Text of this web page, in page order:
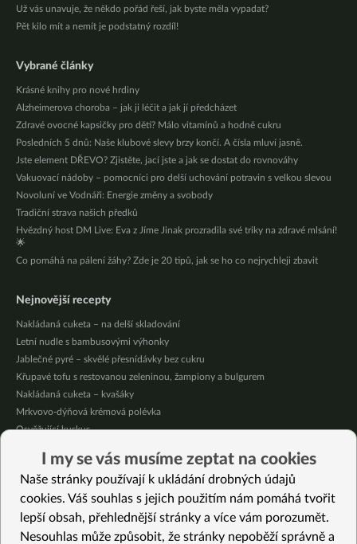
Už vás unavuje, že někdo pořád řeší, jak byste měla vypadat?
Pět kilo mít a nemít je podstatný rozdíl!
Vybrané články
Krásné knihy pro nové hrdiny
Alzheimerova choroba – jak ji léčit a jak jí předcházet
Zdravé ovocné kapsičky pro děti? Málo vitamínů a hodně cukru
Posledních 5 dnů: Naše klubové slevy brzy končí. A čísla mluví jasně.
Jste element DŘEVO? Zjistěte, jací jste a jak se dostat do rovnováhy
Vakuovací nádoby – pomocníci pro delší uchování potravin s velkou slevou
Novoluní ve Vodnáři: Energie změny a svobody
Tradiční strava našich předků
Hvězdný host DM Live: Eva z Jíme Jinak prozradila své triky na zdravé mlsání!
🌟
Co pomáhá na pálení žáhy? Zde je 20 tipů, jak se ho co nejrychleji zbavit
Nejnovější recepty
Nakládaná cuketa – na delší skladování
Letní nudle s bambusovými výhonky
Jablečné pyré – skvělé přesnídávky bez cukru
Křupavé tofu s restovanou zeleninou, žampiony a bulgurem
Nakládaná cuketa – kvašáky
Mrkvovo-dýňová krémová polévka
Osvěžující kuskus
Nepečený jablečný dort s rybízem
Čokoládové muffiny s mangovým krémem
Vybrané recepty
I my se vás musíme zeptat na cookies
Naše stránky používají k ukládání drobných údajů
cookies. Váš souhlas s jejich použitím nám pomáhá tvořit
lepší obsah, přehlednější stránky a více vám porozumět.
Nesouhlas může způsobit, že stránky nepoběží správně a